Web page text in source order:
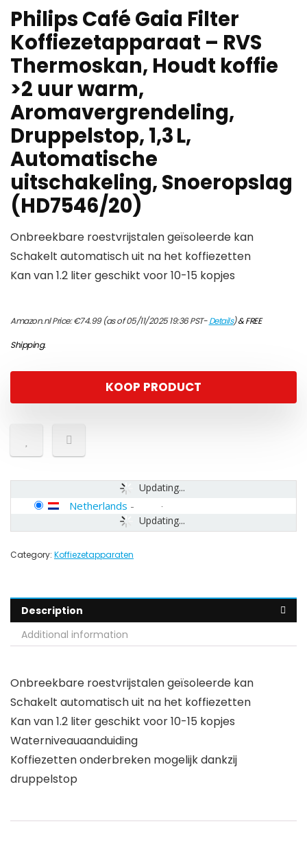
Philips Café Gaia Filter
Koffiezetapparaat – RVS
Thermoskan, Houdt koffie
>2 uur warm,
Aromavergrendeling,
Druppelstop, 1,3 L,
Automatische
uitschakeling, Snoeropslag
(HD7546/20)
Onbreekbare roestvrijstalen geïsoleerde kan
Schakelt automatisch uit na het koffiezetten
Kan van 1.2 liter geschikt voor 10-15 kopjes
Amazon.nl Price:€74.99(as of 05/11/2025 19:36 PST-Details)&FREE
Shipping.
KOOP PRODUCT
Updating...
Updating...
Netherlands -
Category: Koffiezetapparaten
Description
Additional information
Onbreekbare roestvrijstalen geïsoleerde kan
Schakelt automatisch uit na het koffiezetten
Kan van 1.2 liter geschikt voor 10-15 kopjes
Waterniveauaanduiding
Koffiezetten onderbreken mogelijk dankzij
druppelstop